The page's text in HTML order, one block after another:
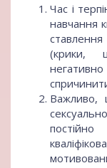
Час і
навчання
(крики,
Важливо,